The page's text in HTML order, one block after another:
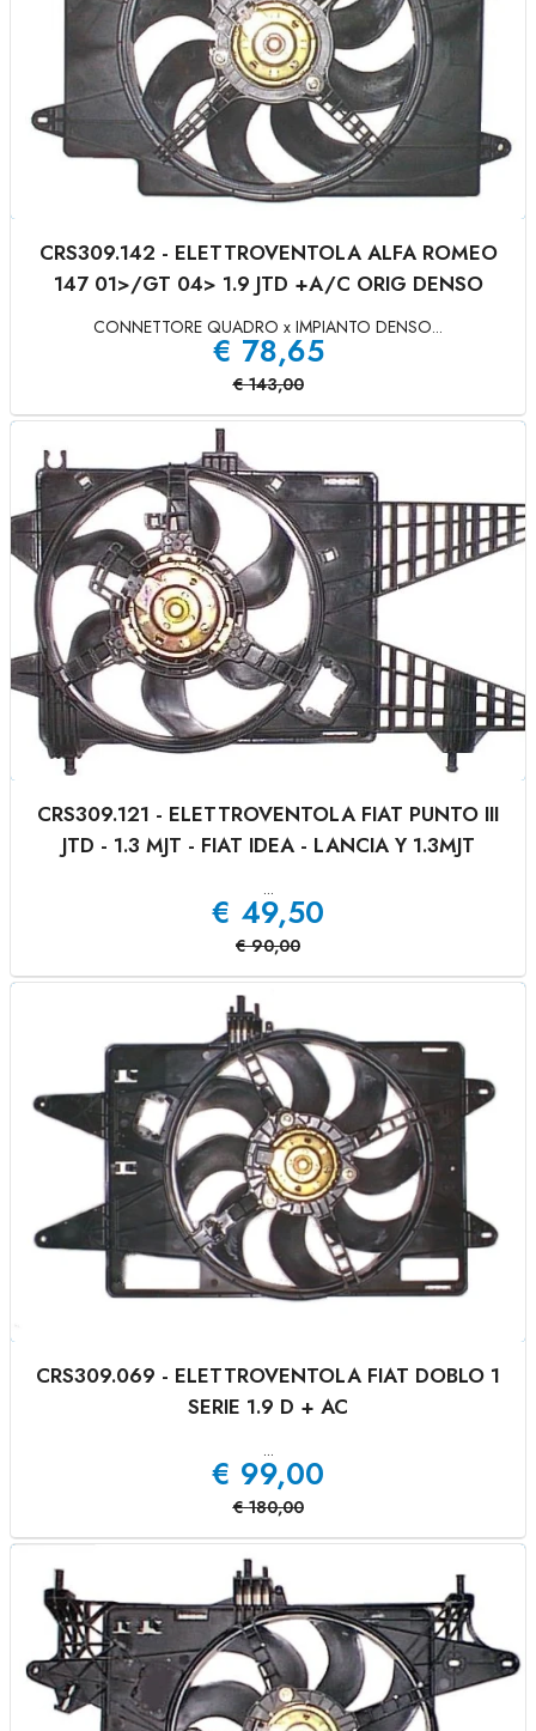
CRS309.142 - ELETTROVENTOLA ALFA ROMEO
147 01>/GT 04> 1.9 JTD +A/C ORIG DENSO
CONNETTORE QUADRO x IMPIANTO DENSO...
€ 78,65
€ 143,00
CRS309.121 - ELETTROVENTOLA FIAT PUNTO III
JTD - 1.3 MJT - FIAT IDEA - LANCIA Y 1.3MJT
...
€ 49,50
€ 90,00
CRS309.069 - ELETTROVENTOLA FIAT DOBLO 1
SERIE 1.9 D + AC
...
€ 99,00
€ 180,00